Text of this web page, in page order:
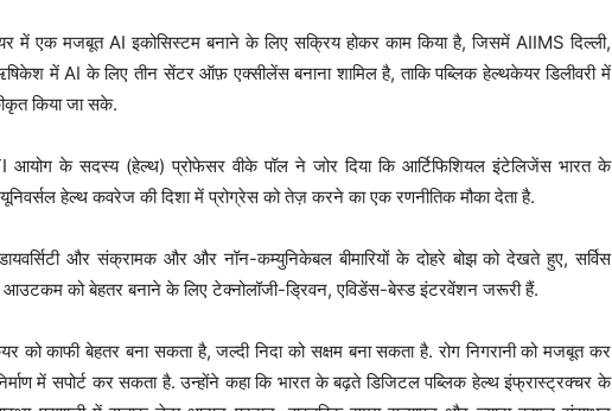
में एक मजबूत AI इकोसिस्टम बनाने के लिए सक्रिय होकर काम किया है, जिसमें AIIMS दिल्ली,
में AI के लिए तीन सेंटर ऑफ़ एक्सीलेंस बनाना शामिल है, ताकि पब्लिक हेल्थकेयर डिलीवरी में
किया जा सके.
आयोग के सदस्य (हेल्थ) प्रोफेसर वीके पॉल ने जोर दिया कि आर्टिफिशियल इंटेलिजेंस भारत के
हेल्थ कवरेज की दिशा में प्रोग्रेस को तेज़ करने का एक रणनीतिक मौका देता है.
और संक्रामक और और नॉन-कम्युनिकेबल बीमारियों के दोहरे बोझ को देखते हुए, सर्विस
को बेहतर बनाने के लिए टेक्नोलॉजी-ड्रिवन, एविडेंस-बेस्ड इंटरवेंशन जरूरी हैं.
को काफी बेहतर बना सकता है, जल्दी निदा को सक्षम बना सकता है. रोग निगरानी को मजबूत कर
में सपोर्ट कर सकता है. उन्होंने कहा कि भारत के बढ़ते डिजिटल पब्लिक हेल्थ इंफ्रास्ट्रक्चर के